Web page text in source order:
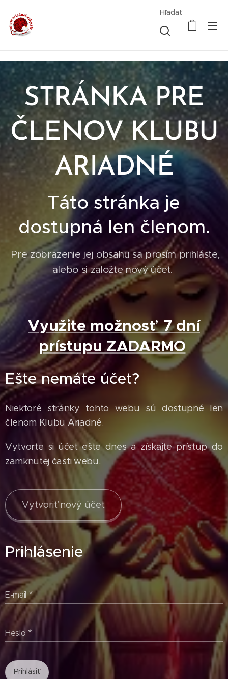
Hľadať
STRÁNKA PRE
ČLENOV KLUBU
ARIADNÉ
Táto stránka je
dostupná len členom.
Pre zobrazenie jej obsahu sa prosím prihláste,
alebo si založte nový účet.
Využite možnosť 7 dní
prístupu ZADARMO
Ešte nemáte účet?
Niektoré stránky tohto webu sú dostupné len
členom Klubu Ariadné.
Vytvorte si účet ešte dnes a získajte prístup do
zamknutej časti webu.
Vytvoriť nový účet
Prihlásenie
E-mail
Heslo
Prihlásiť